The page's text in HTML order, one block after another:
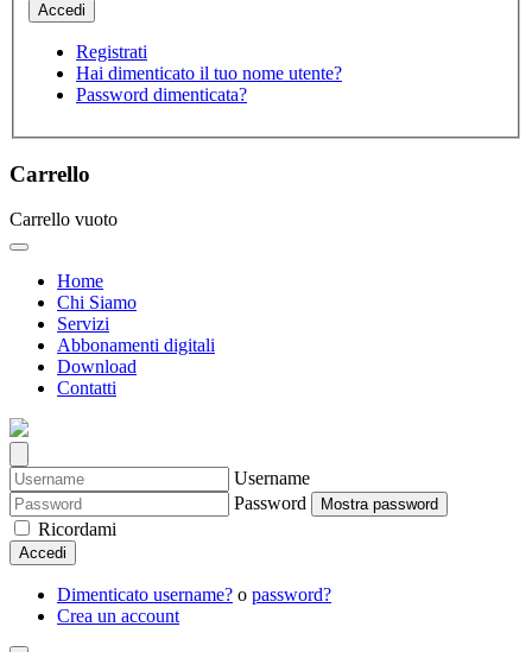
Registrati
Hai dimenticato il tuo nome utente?
Password dimenticata?
Carrello
Carrello vuoto
Home
Chi Siamo
Servizi
Abbonamenti digitali
Download
Contatti
Username
Password
Mostra password
Ricordami
Accedi
Dimenticato username? o password?
Crea un account